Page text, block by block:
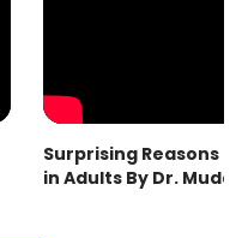
Surprising Reasons
in Adults By Dr.